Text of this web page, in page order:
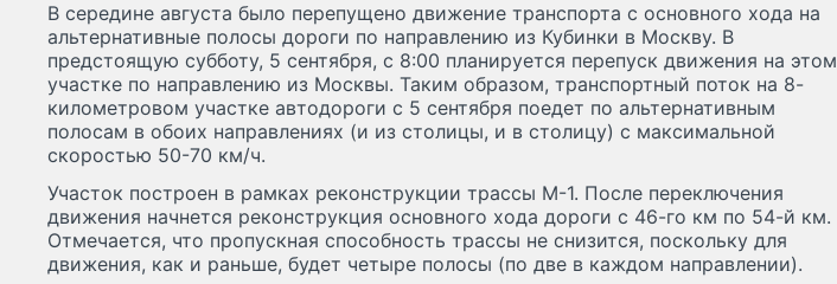
В середине августа было перепущено движение транспорта с основного хода на
альтернативные полосы дороги по направлению из Кубинки в Москву. В
предстоящую субботу, 5 сентября, с 8:00 планируется перепуск движения на этом
участке по направлению из Москвы. Таким образом, транспортный поток на 8-
километровом участке автодороги с 5 сентября поедет по альтернативным
полосам в обоих направлениях (и из столицы, и в столицу) с максимальной
скоростью 50-70 км/ч.
Участок построен в рамках реконструкции трассы М-1. После переключения
движения начнется реконструкция основного хода дороги с 46-го км по 54-й км.
Отмечается, что пропускная способность трассы не снизится, поскольку для
движения, как и раньше, будет четыре полосы (по две в каждом направлении).